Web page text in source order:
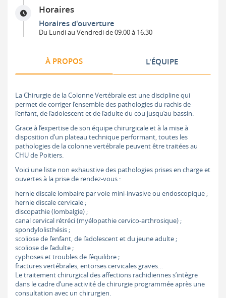
Horaires
Horaires d'ouverture
Du Lundi au Vendredi de 09:00 à 16:30
À PROPOS L'ÉQUIPE
La Chirurgie de la Colonne Vertébrale est une discipline qui
permet de corriger l’ensemble des pathologies du rachis de
l’enfant, de l’adolescent et de l’adulte du cou jusqu’au bassin.
Grace à l’expertise de son équipe chirurgicale et à la mise à
disposition d’un plateau technique performant, toutes les
pathologies de la colonne vertébrale peuvent être traitées au
CHU de Poitiers.
Voici une liste non exhaustive des pathologies prises en charge et
ouvertes à la prise de rendez-vous :
hernie discale lombaire par voie mini-invasive ou endoscopique ;
hernie discale cervicale ;
discopathie (lombalgie) ;
canal cervical rétréci (myélopathie cervico-arthrosique) ;
spondylolisthésis ;
scoliose de l’enfant, de l’adolescent et du jeune adulte ;
scoliose de l’adulte ;
cyphoses et troubles de l’équilibre ;
fractures vertébrales, entorses cervicales graves…
Le traitement chirurgical des affections rachidiennes s’intègre
dans le cadre d’une activité de chirurgie programmée après une
consultation avec un chirurgien.